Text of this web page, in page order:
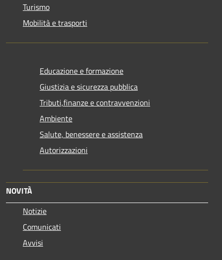
Turismo
Mobilità e trasporti
Educazione e formazione
Giustizia e sicurezza pubblica
Tributi,finanze e contravvenzioni
Ambiente
Salute, benessere e assistenza
Autorizzazioni
NOVITÀ
Notizie
Comunicati
Avvisi